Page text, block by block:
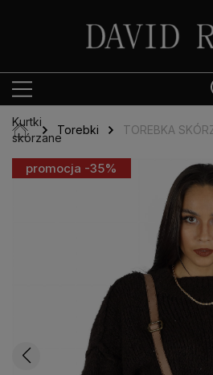
Kurtki
skórzane
Torebki TOREBKA
promocja -35%